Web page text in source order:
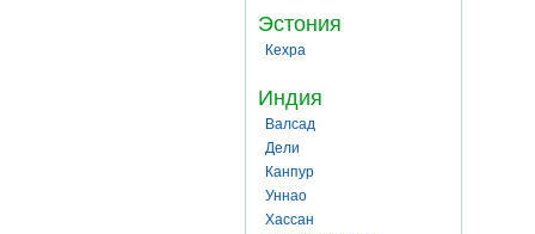
Эстония
Кехра
Индия
Валсад
Дели
Канпур
Уннао
Хассан